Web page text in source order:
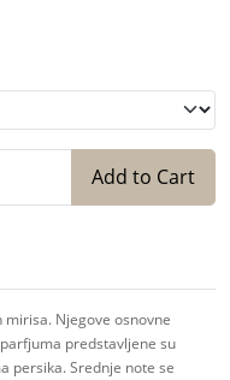
Add to Cart
Njegove osnovne
predstаvljene su
persika. Srednje note se